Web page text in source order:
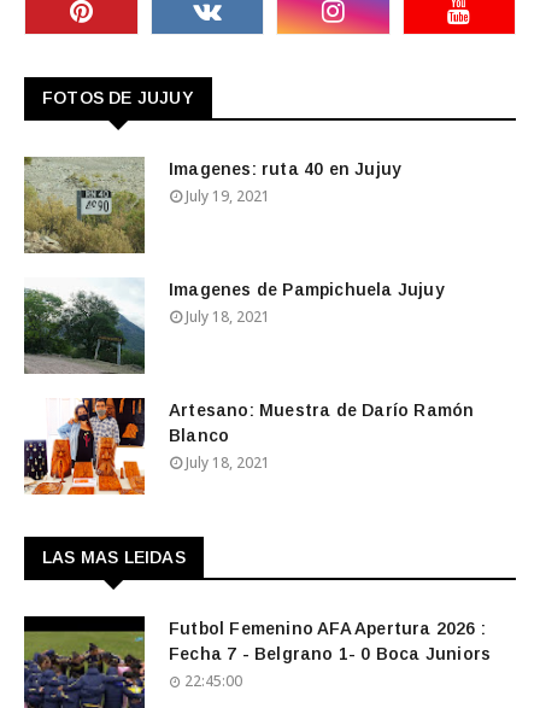
FOTOS DE JUJUY
Imagenes: ruta 40 en Jujuy
July 19, 2021
Imagenes de Pampichuela Jujuy
July 18, 2021
Artesano: Muestra de Darío Ramón
Blanco
July 18, 2021
LAS MAS LEIDAS
Futbol Femenino AFA Apertura 2026 :
Fecha 7 - Belgrano 1- 0 Boca Juniors
22:45:00